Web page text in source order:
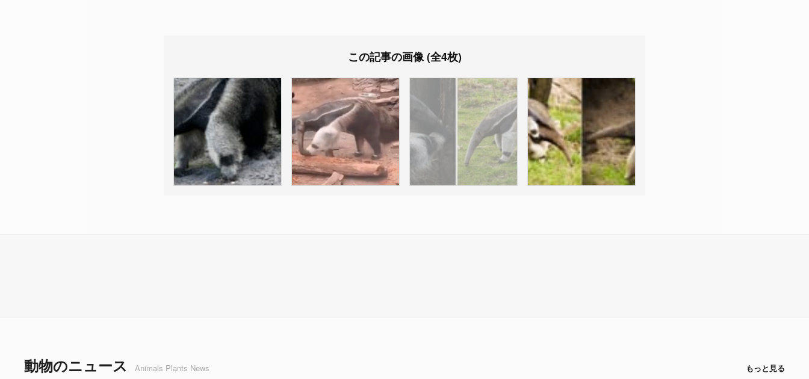
この記事の画像 (全4枚)
動物のニュース Animals Plants News もっと見る